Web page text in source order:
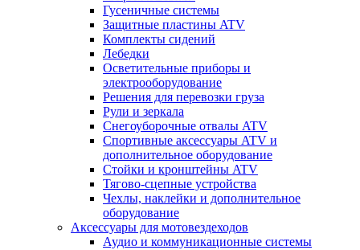
Гусеничные системы
Защитные пластины ATV
Комплекты сидений
Лебедки
Осветительные приборы и
электрооборудование
Решения для перевозки груза
Рули и зеркала
Снегоуборочные отвалы ATV
Спортивные аксессуары ATV и
дополнительное оборудование
Стойки и кронштейны ATV
Тягово-сцепные устройства
Чехлы, наклейки и дополнительное
оборудование
Аксессуары для мотовездеходов
Аудио и коммуникационные системы